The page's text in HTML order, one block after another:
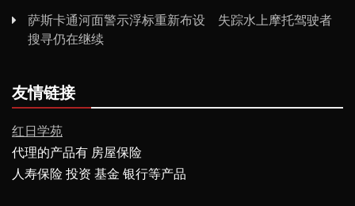
萨斯卡通河面警示浮标重新布设 失踪水上摩托驾驶者
搜寻仍在继续
友情链接
红日学苑
代理的产品有 房屋保险
人寿保险 投资 基金 银行等产品